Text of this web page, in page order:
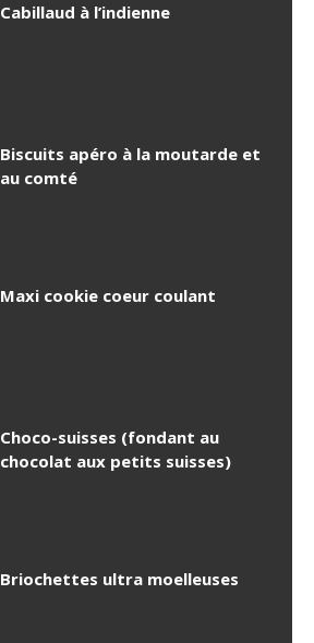
Cabillaud à l’indienne
Biscuits apéro à la moutarde et
au comté
Maxi cookie coeur coulant
Choco-suisses (fondant au
chocolat aux petits suisses)
Briochettes ultra moelleuses